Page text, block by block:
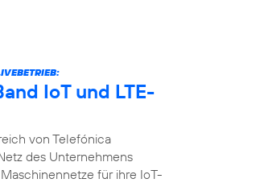
IoT und LTE-
von Telefónica
des Unternehmens
für ihre IoT-